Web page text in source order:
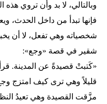
وبالتالي، لا بد وأن تروي هذه
فإنها تبدأ من داخل الحدث،
شخصياته وهي تفعل، لا أن
شقير في قصة «وجع»:
«كَتبتْ قصيدةً عن المدينة.
قليلاً وهي ترى كيف امتزج
مزَّقت القصيدة وهي تعيدُ